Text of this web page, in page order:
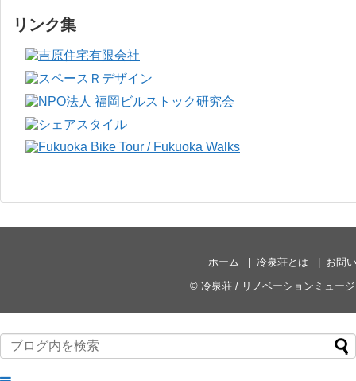
リンク集
ホーム 冷泉荘とは
お問
© 冷泉荘 / リノベーションミュー